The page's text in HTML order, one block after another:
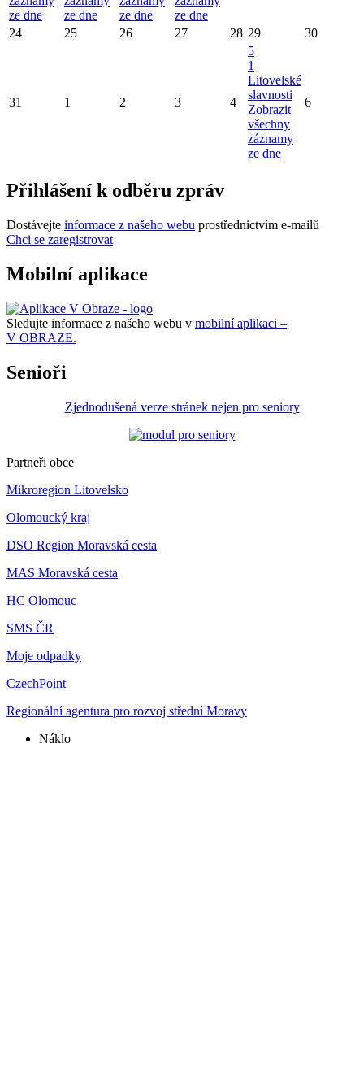
ze dne
ze dne
ze dne
ze dne
24 25 26 27 28 29 30
31 1 2 3 4
5
1
Litovelské
slavnosti
Zobrazit
všechny
záznamy
ze dne
6
Přihlášení k odběru zpráv
Dostávejte informace z našeho webu prostřednictvím e-mailů
Chci se zaregistrovat
Mobilní aplikace
Sledujte informace z našeho webu v mobilní aplikaci –
V OBRAZE.
Senioři
Zjednodušená verze stránek nejen pro seniory
Partneři obce
Mikroregion Litovelsko
Olomoucký kraj
DSO Region Moravská cesta
MAS Moravská cesta
HC Olomouc
SMS ČR
Moje odpadky
CzechPoint
Regionální agentura pro rozvoj střední Moravy
Náklo